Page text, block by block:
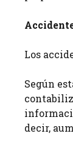
Los
Según
decir,